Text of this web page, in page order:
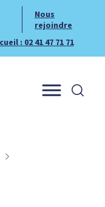
Nous
rejoindre
: 02 41 47 71 71